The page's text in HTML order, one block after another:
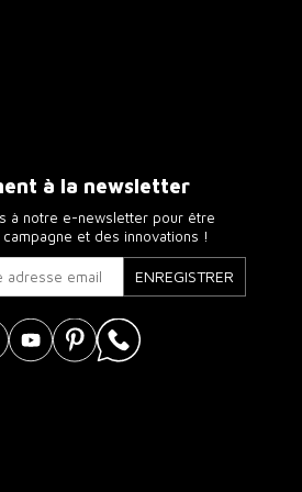
à la newsletter
à notre e-newsletter pour être
et des innovations !
ENREGISTRER